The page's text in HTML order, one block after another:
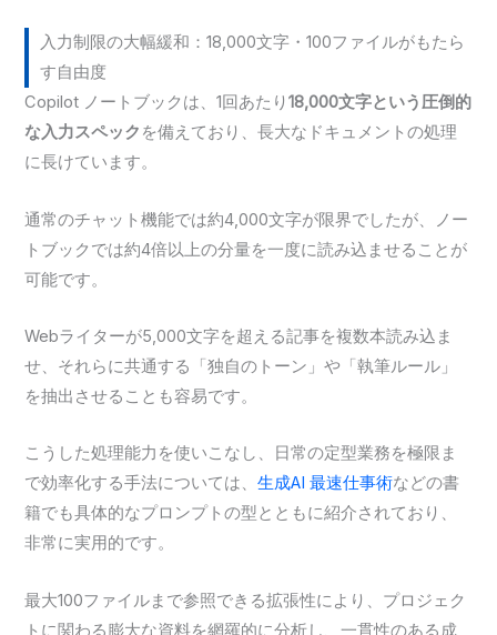
入力制限の大幅緩和：18,000文字・100ファイルがもたら
す自由度
Copilot ノートブックは、1回あたり18,000文字という圧倒的
な入力スペック を備えており、長大なドキュメントの処理
に長けています。
通常のチャット機能では約4,000文字が限界でしたが、ノー
トブックでは約4倍以上の分量を一度に読み込ませることが
可能です。
Webライターが5,000文字を超える記事を複数本読み込ま
せ、それらに共通する「独自のトーン」や「執筆ルール」
を抽出させることも容易です。
こうした処理能力を使いこなし、日常の定型業務を極限ま
で効率化する手法については、生成AI 最速仕事術などの書
籍でも具体的なプロンプトの型とともに紹介されており、
非常に実用的です。
最大100ファイルまで参照できる拡張性により、プロジェク
トに関わる膨大な資料を網羅的に分析し、一貫性のある成